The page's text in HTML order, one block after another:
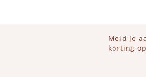
Meld je
korting